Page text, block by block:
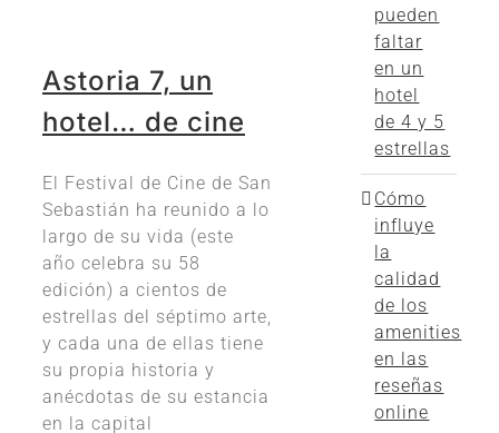
Astoria 7, un
hotel… de cine
El Festival de Cine de San
Sebastián ha reunido a lo
largo de su vida (este
año celebra su 58
edición) a cientos de
estrellas del séptimo arte,
y cada una de ellas tiene
su propia historia y
anécdotas de su estancia
en la capital
pueden
faltar
en un
hotel
de 4 y 5
estrellas
Cómo
influye
la
calidad
de los
amenities
en las
reseñas
online